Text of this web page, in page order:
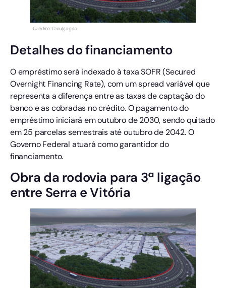
Crédito: Divulgação
Detalhes do financiamento
O empréstimo será indexado à taxa SOFR (Secured
Overnight Financing Rate), com um spread variável que
representa a diferença entre as taxas de captação do
banco e as cobradas no crédito. O pagamento do
empréstimo iniciará em outubro de 2030, sendo quitado
em 25 parcelas semestrais até outubro de 2042. O
Governo Federal atuará como garantidor do
financiamento.
Obra da rodovia para 3ª ligação
entre Serra e Vitória